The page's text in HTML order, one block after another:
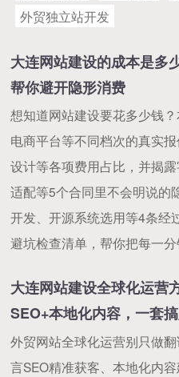
外贸独立站开发
大连网站建设的成本是多
帮你避开隐形消费
想知道网站建设要花多少钱
电商平台等不同档次的真实
设计等各项费用占比，并揭
适配等5个合同里不会明说的
开发、开源系统选用等4条经
避坑检查清单，帮你把每一分
大连网站建设全球化运营
SEO+本地化内容，一套
外贸网站全球化运营别只做
言SEO精准获客、本地化内